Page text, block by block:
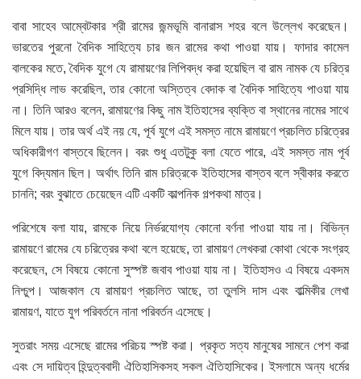
বাবা সাহেব আম্বেটকার শ্রী রামের জন্মভূমি বানারাস শহর বলে উল্লেখ করেছেন।
ভারতের পুরনো বৈদিক সাহিত্যে চার জন রামের কথা পাওয়া যায়। ফাদার কামেল
বালকের মতে, বৈদিক যুগে যে রামায়ণের লিপিবদ্ধ করা হয়েছিল বা রাম নামক যে চরিত্র
প্রসিদ্ধি লাভ করেছিল, তার কোনো অস্তিত্ব বেদাক বা বৈদিক সাহিত্যে পাওয়া যায়
না। তিনি আরও বলেন, রামায়ণের কিছু নাম ইতিহাসের ব্যক্তি বা স্থানের নামের সাথে
মিলে যায়। তার অর্থ এই নয় যে, পূর্ব যুগে এই সমস্ত নামে রামায়ণে প্রচলিত চরিত্রের
অধিকারীগণ বাস্তবে ছিলেন। বরং শুধু এতটুকু বলা যেতে পারে, এই সমস্ত নাম পূর্ব
যুগে বিদ্যমান ছিল। অর্থাৎ তিনি রাম চরিত্রকে ইতিহাসের বাস্তব বলে স্বীকার করতে
চাননি; বরং বুঝাতে চেয়েছেন এটি একটি কাল্পনিক গল্পকথা মাত্র।
পরিশেষে বলা যায়, রামকে নিয়ে নির্ভরযোগ্য কোনো বর্ণনা পাওয়া যায় না। বিভিন্ন
রামায়ণে রামের যে চরিত্রের কথা বলে হয়েছে, তা রামায়ণ লেখকরা কোথা থেকে সংগ্রহ
করেছেন, সে বিষয়ে কোনো সুস্পষ্ট জবাব পাওয়া যায় না। ইতিহাসও এ বিষয়ে একদম
নিশ্চুপ। আজকাল যে রামায়ণ প্রচলিত আছে, তা তুলসি দাস এবং বাল্মিকীর লেখা
রামায়ণ, যাতে যুগ পরিবর্তনে নানা পরিবর্তন এসেছে।
সুতরাং সময় এসেছে রামের পরিচয় স্পষ্ট করা। প্রকৃত সত্য মানুষের সামনে পেশ করা
এবং সে দায়িত্ব হিন্দুত্ববাদী ঐতিহাসিকসহ সকল ঐতিহাসিকের। ইসলামে অন্য ধর্মের